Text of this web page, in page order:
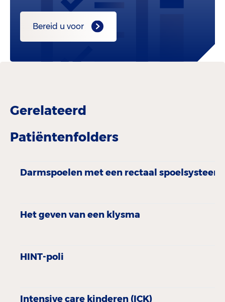
Bereid u voor
Gerelateerd
Patiëntenfolders
Darmspoelen met een rectaal spoelsysteem
Het geven van een klysma
HINT-poli
Intensive care kinderen (ICK)